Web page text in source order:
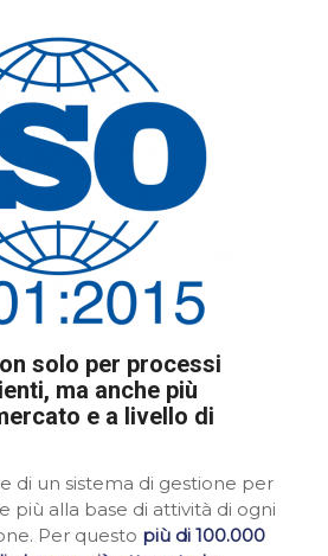
solo per processi
ma anche più
e a livello di
di un sistema di gestione per
più alla base di attività di ogni
Per questo più di 100.000